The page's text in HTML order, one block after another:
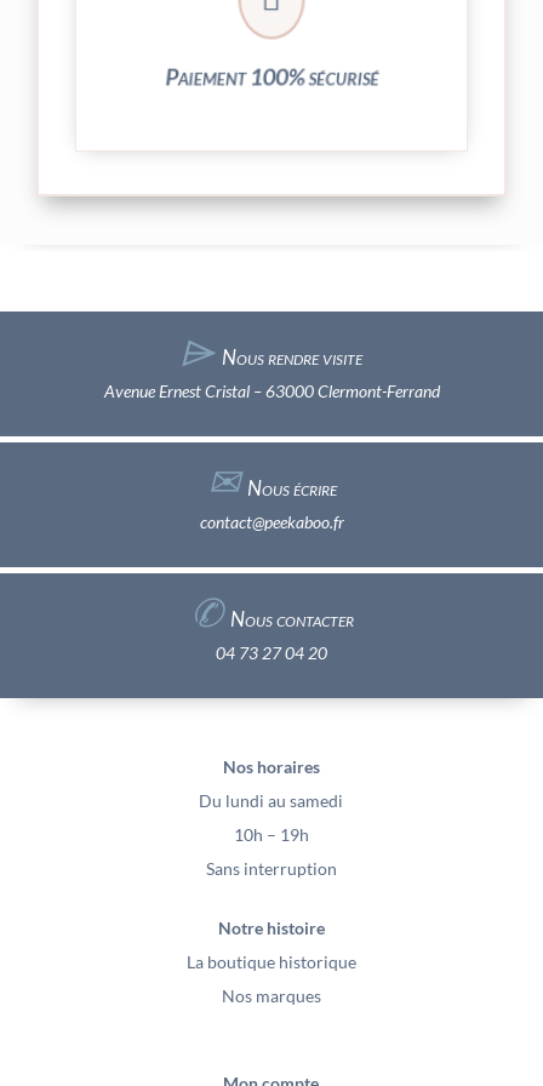
Paiement 100% sécurisé
Vos transactions par carte bancaire sont
entièrement sécurisées grâce au système
⌲ Nous rendre visite
Avenue Ernest Cristal – 63000 Clermont-Ferrand
✉︎Nous écrire
contact@peekaboo.fr
✆ Nous contacter
04 73 27 04 20
Nos horaires
Du lundi au samedi
10h – 19h
Sans interruption
Notre histoire
La boutique historique
Nos marques